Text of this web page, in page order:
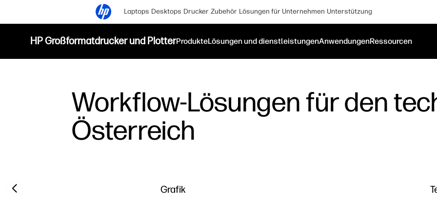
Laptops Desktops Drucker Zubehör Lösungen für Unternehmen Unterstützung
HP Großformatdrucker und PlotterProdukteLösungen und dienstleistungenAnwendungenRessourcen
Workflow-Lösungen für den
Österreich
Grafik
Previous slide